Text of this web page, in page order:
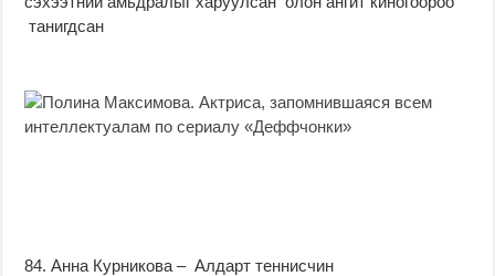
танигдсан
84. Анна Курникова – Алдарт теннисчин